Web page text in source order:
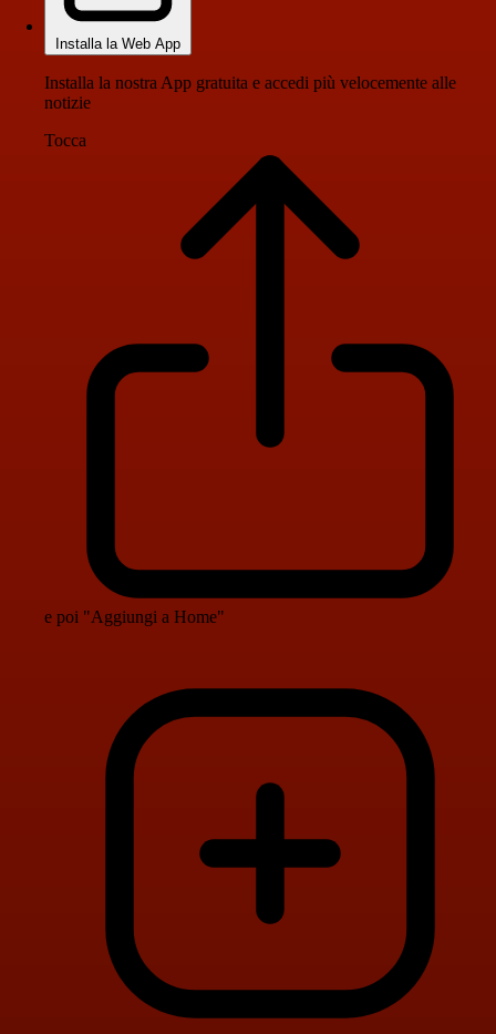
Installa la Web App
Installa la nostra App gratuita e accedi più velocemente alle
notizie
Tocca
e poi "Aggiungi a Home"